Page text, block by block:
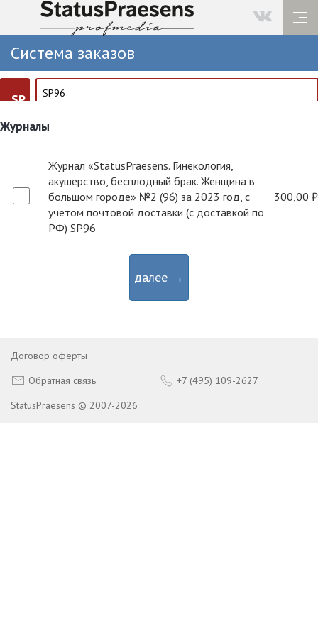
Система заказов
SP
Журналы
Журнал «StatusPraesens. Гинекология,
акушерство, бесплодный брак. Женщина в
большом городе» №2 (96) за 2023 год, с
учётом почтовой доставки (с доставкой по
РФ) SP96
300,00 ₽
далее →
Договор оферты
Обратная связь
+7 (495) 109-2627
StatusPraesens © 2007-2026